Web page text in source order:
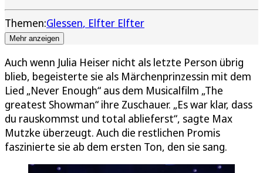
Themen:Glessen Elfter Elfter
Mehr anzeigen
Auch wenn Julia Heiser nicht als letzte Person übrig
blieb, begeisterte sie als Märchenprinzessin mit dem
Lied „Never Enough“ aus dem Musicalfilm „The
greatest Showman“ ihre Zuschauer. „Es war klar, dass
du rauskommst und total ablieferst“, sagte Max
Mutzke überzeugt. Auch die restlichen Promis
faszinierte sie ab dem ersten Ton, den sie sang.